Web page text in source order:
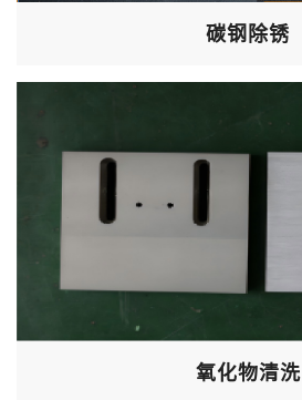
碳钢除锈
氧化物清洗